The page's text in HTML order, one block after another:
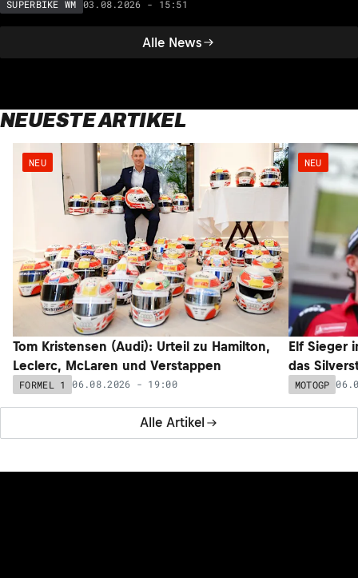
Alle News
SUPERBIKE WM 03.08.2026 - 15:51
NEUESTE ARTIKEL
Alle Artikel
NEU
Tom Kristensen (Audi): Urteil zu Hamilton,
Leclerc, McLaren und Verstappen
FORMEL 1 06.08.2026 - 19:00
NEU
Elf Sieger
das
MOTOGP